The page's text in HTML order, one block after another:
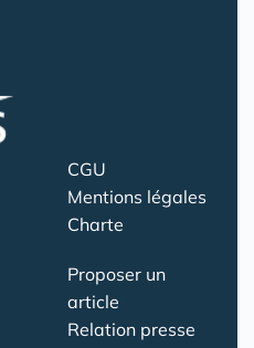
CGU
Mentions légales
Charte
Proposer un
article
Relation presse